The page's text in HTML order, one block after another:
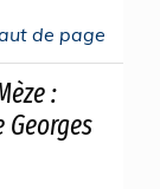
de page
: